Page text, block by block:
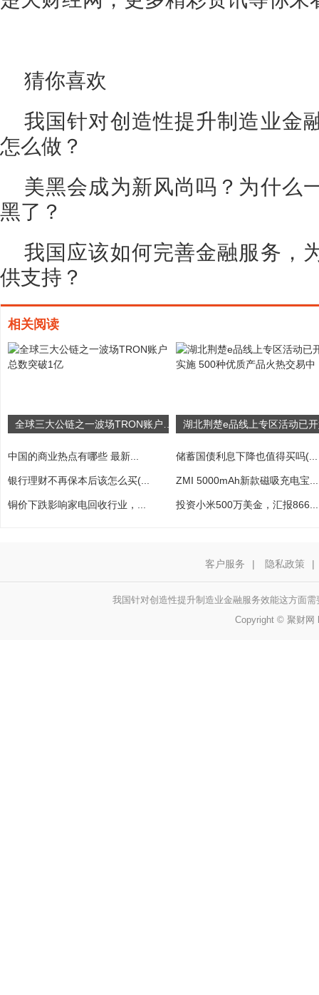
猜你喜欢
我国针对创造性提升制造业金
怎么做？
美黑会成为新风尚吗？为什么
黑了？
我国应该如何完善金融服务，
供支持？
相关阅读
中国的商业热点有哪些 最新... 储蓄国债利息下降也值得买吗(...
银行理财不再保本后该怎么买(... ZMI 5000mAh新款磁吸充电宝...
铜价下跌影响家电回收行业，... 投资小米500万美金，汇报866...
客户服务 | 隐私政策 |
我国针对创造性提升制造业金融服务效能这方面
Copyright © 聚财网